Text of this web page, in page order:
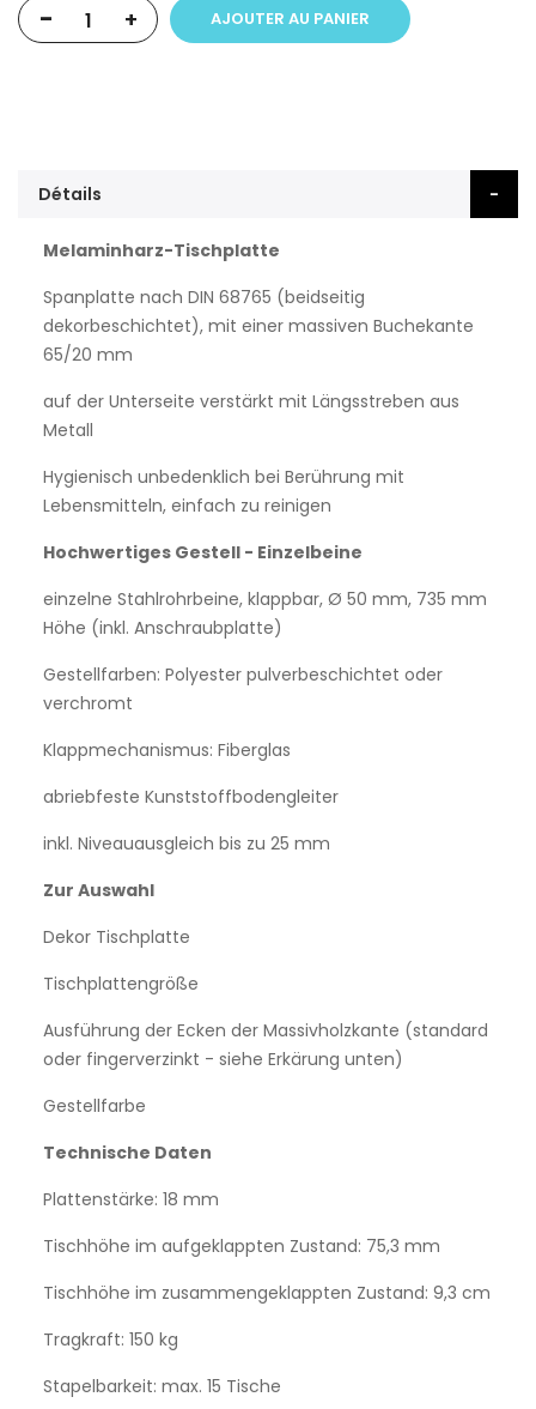
- + AJOUTER AU PANIER
Détails
Melaminharz-Tischplatte
Spanplatte nach DIN 68765 (beidseitig
dekorbeschichtet), mit einer massiven Buchekante
65/20 mm
auf der Unterseite verstärkt mit Längsstreben aus
Metall
Hygienisch unbedenklich bei Berührung mit
Lebensmitteln, einfach zu reinigen
Hochwertiges Gestell - Einzelbeine
einzelne Stahlrohrbeine, klappbar, Ø 50 mm, 735 mm
Höhe (inkl. Anschraubplatte)
Gestellfarben: Polyester pulverbeschichtet oder
verchromt
Klappmechanismus: Fiberglas
abriebfeste Kunststoffbodengleiter
inkl. Niveauausgleich bis zu 25 mm
Zur Auswahl
Dekor Tischplatte
Tischplattengröße
Ausführung der Ecken der Massivholzkante (standard
oder fingerverzinkt - siehe Erkärung unten)
Gestellfarbe
Technische Daten
Plattenstärke: 18 mm
Tischhöhe im aufgeklappten Zustand: 75,3 mm
Tischhöhe im zusammengeklappten Zustand: 9,3 cm
Tragkraft: 150 kg
Stapelbarkeit: max. 15 Tische